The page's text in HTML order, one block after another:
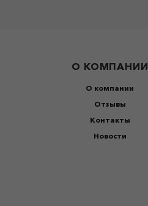
О КОМПАНИИ
О компании
Отзывы
Контакты
Новости